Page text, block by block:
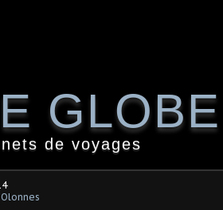
de voyages